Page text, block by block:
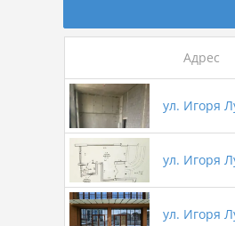
УНП 193820882
Лицензия Министерства
Адрес
ул. Игоря
ул. Игоря
ул. Игоря